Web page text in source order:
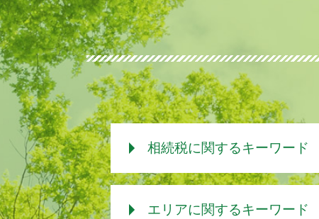
相続税に関するキーワード
相続税 非課税 申告
エリアに関するキーワード